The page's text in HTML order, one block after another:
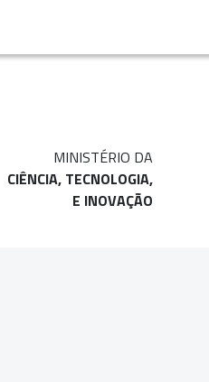
MINISTÉRIO DA
CIÊNCIA, TECNOLOGIA,
E INOVAÇÃO